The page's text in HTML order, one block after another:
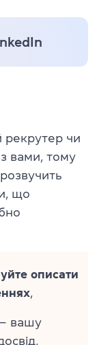
рекрутер чи
вами, тому
що
описати
,
вашу